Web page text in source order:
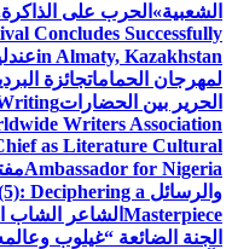
الشعبية» الحرب على
Concludes Successfully
in Almaty, Kazakhstan
لمهرجان الحمامات
الحرير بين الحضارات
Writers Association
as Literature Cultural
Ambassador for Nigeria
والرسائل Deciphering a
Masterpiece الشاعر الشاب
الجنة الضائعة “غيلوب